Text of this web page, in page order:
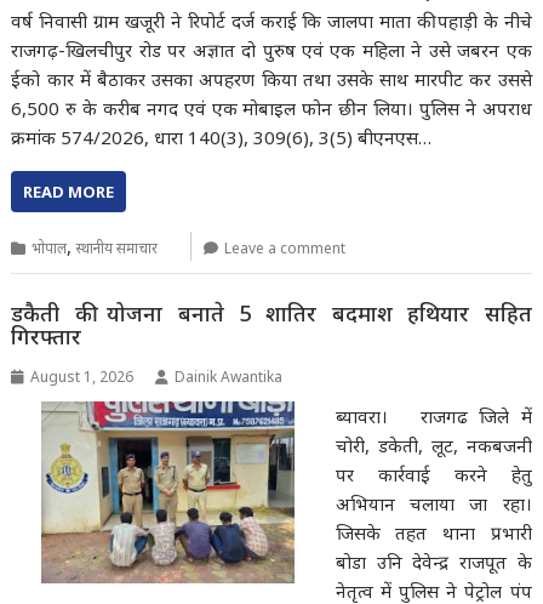
वर्ष निवासी ग्राम खजूरी ने रिपोर्ट दर्ज कराई कि जालपा माता की पहाड़ी के नीचे
राजगढ़-खिलचीपुर रोड पर अज्ञात दो पुरुष एवं एक महिला ने उसे जबरन एक
ईको कार में बैठाकर उसका अपहरण किया तथा उसके साथ मारपीट कर उससे
6,500 रु के करीब नगद एवं एक मोबाइल फोन छीन लिया। पुलिस ने अपराध
क्रमांक 574/2026, धारा 140(3), 309(6), 3(5) बीएनएस…
READ MORE
भोपाल,स्थानीय समाचार Leave a comment
डकैती की योजना बनाते 5 शातिर बदमाश हथियार सहित
गिरफ्तार
August 1, 2026 Dainik Awantika
ब्यावरा। राजगढ जिले में
चोरी, डकेती, लूट, नकबजनी
पर कार्रवाई करने हेतु
अभियान चलाया जा रहा।
जिसके तहत थाना प्रभारी
बोडा उनि देवेन्द्र राजपूत के
नेतृत्व में पुलिस ने पेट्रोल पंप